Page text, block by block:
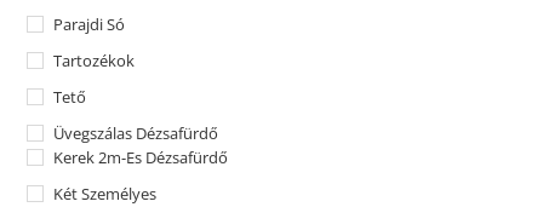
Parajdi Só
Tartozékok
Tető
Üvegszálas Dézsafürdő
Kerek 2m-Es Dézsafürdő
Két Személyes